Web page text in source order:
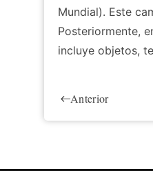
Mundial). Este
Posteriormente,
incluye objetos,
Anterior